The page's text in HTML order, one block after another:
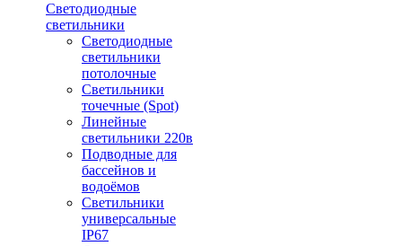
Светодиодные
светильники
Светодиодные
светильники
потолочные
Светильники
точечные (Spot)
Линейные
светильники 220в
Подводные для
бассейнов и
водоёмов
Светильники
универсальные
IP67